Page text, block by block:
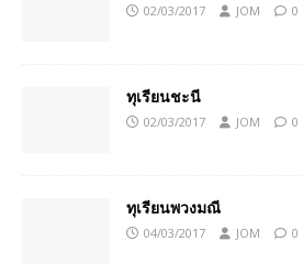
02/03/2017 JOM 0
ทุเรียนชะนี
02/03/2017 JOM 0
ทุเรียนพวงมณี
04/03/2017 JOM 0